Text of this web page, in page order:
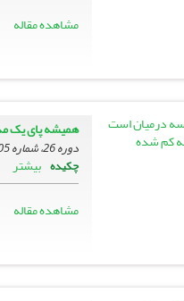
مشاهده مقاله
همیشه پای یک
دوره 26، شماره 305 ، مهر 1396، صفحه
چکیده بیشتر
مشاهده مقاله